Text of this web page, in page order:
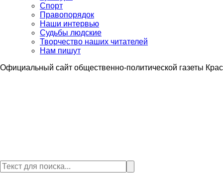
Спорт
Правопорядок
Наши интервью
Судьбы людские
Творчество наших читателей
Нам пишут
Официальный сайт общественно-политической газеты